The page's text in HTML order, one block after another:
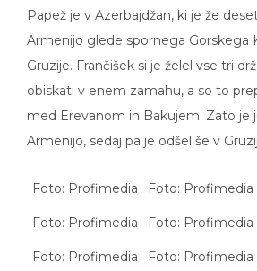
Papež je v Azerbajdžan, ki je že
Armenijo glede spornega Gorskega
Gruzije. Frančišek si je želel vse tri
obiskati v enem zamahu, a so to
med Erevanom in Bakujem. Zato je
Armenijo, sedaj pa je odšel še v
Foto: Profimedia Foto: Profimedia
Foto: Profimedia Foto: Profimedia
Foto: Profimedia Foto: Profimedia